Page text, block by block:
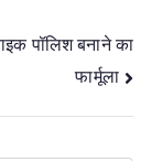
पॉलिश बनाने का
फार्मूला